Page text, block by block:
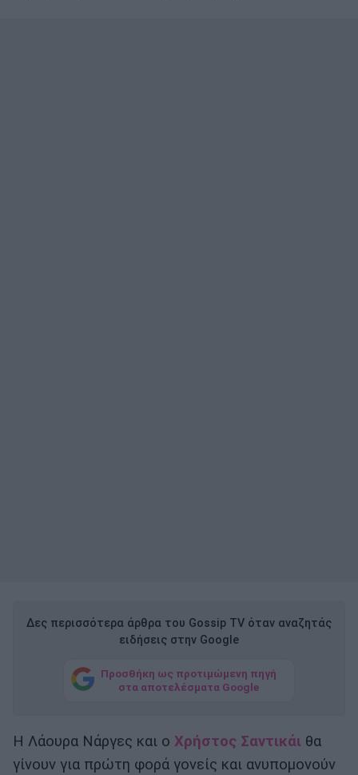
Δες περισσότερα άρθρα του Gossip TV όταν αναζητάς
ειδήσεις στην Google
Προσθήκη ως προτιμώμενη πηγή
στα αποτελέσματα Google
Η Λάουρα Νάργες και ο Χρήστος Σαντικάι θα
γίνουν για πρώτη φορά γονείς και ανυπομονούν